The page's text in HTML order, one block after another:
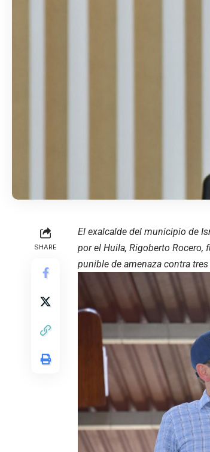
SHARE
El exalcalde del municipio de
por el Huila, Rigoberto Rocero,
punible de amenaza contra